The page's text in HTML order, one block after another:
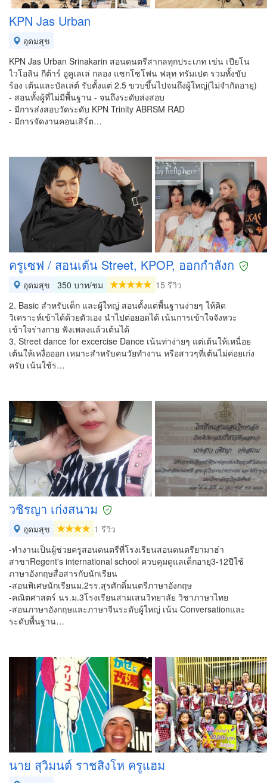
KPN Jas Urban
อุดมสุข
KPN Jas Urban Srinakarin สอนดนตรีสากลทุกประเภท เข่น เปียโน
ไวโอลิน กีต้าร์ อูคูเลเล่ กลอง แซกโซโฟน ฟลุท ทรัมเปต รวมทั้งขับ
ร้อง เต้นและบัลเล่ต์ รับตั้งแต่ 2.5 ขวบขึ้นไปจนถึงผู้ใหญ่(ไม่จำกัดอายุ)
- สอนทั้งผู้ที่ไม่มีพื้นฐาน - จนถึงระดับส่งสอบ
- มีการส่งสอบวัดระดับ KPN Trinity ABRSM RAD
- มีการจัดงานคอนเสิร์ต…
ครูเซฟ / สอนเต้น Street, KPOP, ออกกำลังก
อุดมสุข 350 บาท/ชม
15 รีวิว
2. Basic สำหรับเด็ก และผู้ใหญ่ สอนตั้งแต่พื้นฐานง่ายๆ ให้คิด
วิเคราะห์เข้าได้ด้วยตัวเอง นำไปต่อยอดได้ เน้นการเข้าใจจังหวะ
เข้าใจร่างกาย ฟังเพลงแล้วเต้นได้
3. Street dance for excercise Dance เน้นท่าง่ายๆ แต่เต้นให้เหนื่อย
เต้นให้เหงื่อออก เหมาะสำหรับคนวัยทำงาน หรือสาวๆที่เต้นไม่ค่อยเก่ง
ครับ เน้นใช้ร…
วชิรญา เก่งสนาม
อุดมสุข
1 รีวิว
-ทำงานเป็นผู้ช่วยครูสอนดนตรีที่โรงเรียนสอนดนตรียามาฮ่า
สาขาRegent's international school ควบคุมดูแลเด็กอายุ3-12ปีใช้
ภาษาอังกฤษสื่อสารกับนักเรียน
-สอนพิเศษนักเรียนม.2รร.สุรศักดิ์มนตรีภาษาอังกฤษ
-คณิตศาสตร์ นร.ม.3โรงเรียนสามเสนวิทยาลัย วิชาภาษาไทย
-สอนภาษาอังกฤษและภาษาจีนระดับผู้ใหญ่ เน้น Conversationและ
ระดับพื้นฐาน…
นาย สุวิมนต์ ราชสิงโห ครูแฮม